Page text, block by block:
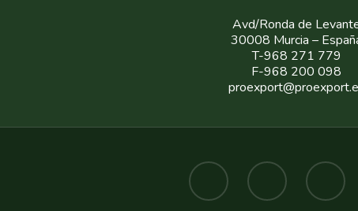
Avd/Ronda de
30008 Murcia –
T-968 271 779
F-968 200 098